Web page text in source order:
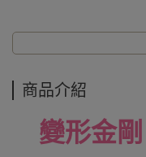
商品介紹
變形金